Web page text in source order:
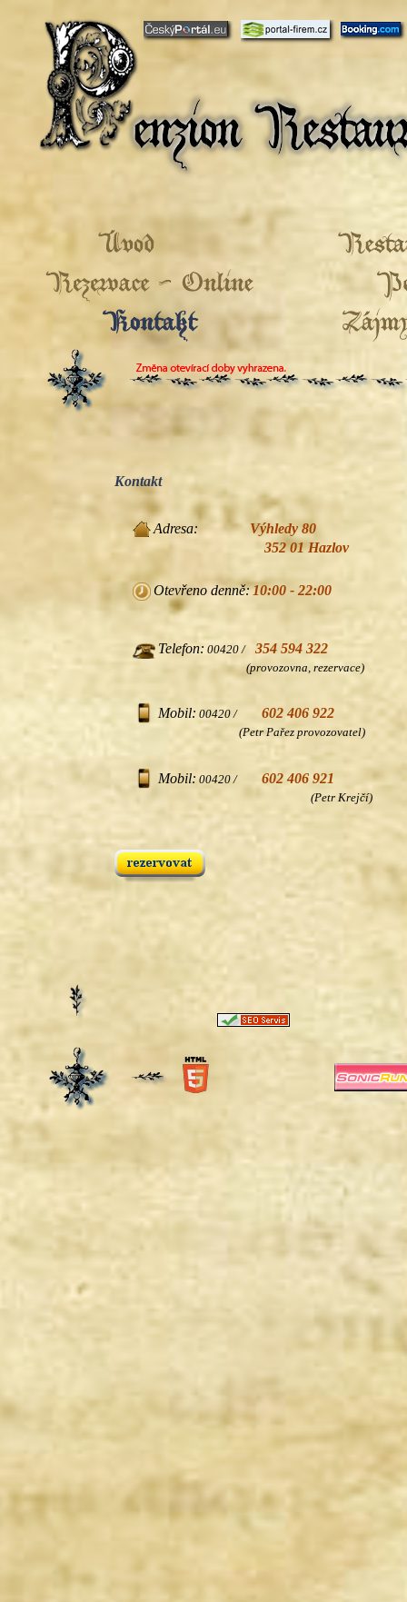
Kontakt
Adresa:
Výhledy 80
352 01 Hazlov
Otevřeno denně:10:00 - 22:00
Telefon: 00420 / 354 594 322
(provozovna, rezervace)
Mobil: 00420 / 602 406 922
(Petr Pařez provozovatel)
Mobil: 00420 / 602 406 921
(Petr Krejčí)